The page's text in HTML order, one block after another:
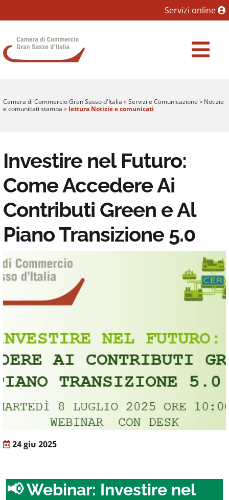
Vai al Contenuto principale della pagina
Servizi online
Camera di Commercio Gran Sasso d'Italia
Camera di Commercio Gran Sasso d'Italia »Servizi e Comunicazione » Notizie
e comunicati stampa » lettura Notizie e comunicati
Investire nel Futuro:
Come Accedere Ai
Contributi Green e Al
Piano Transizione 5.0
24 giu 2025
📢 Webinar: Investire nel